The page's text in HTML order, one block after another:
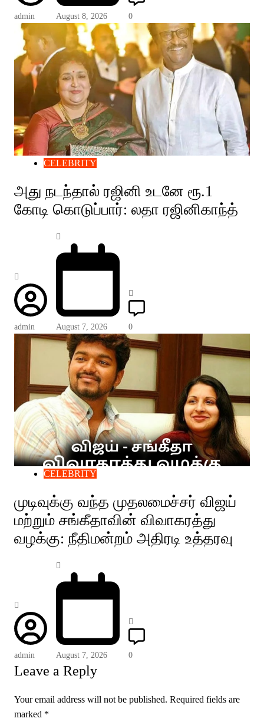
admin August 8, 2026 0
CELEBRITY
அது நடந்தால் ரஜினி உடனே ரூ.1
கோடி கொடுப்பார்: லதா ரஜினிகாந்த்
admin August 7, 2026 0
CELEBRITY
முடிவுக்கு வந்த முதலமைச்சர் விஜய்
மற்றும் சங்கீதாவின் விவாகரத்து
வழக்கு: நீதிமன்றம் அதிரடி உத்தரவு
admin August 7, 2026 0
Leave a Reply
Your email address will not be published. Required fields are
marked *